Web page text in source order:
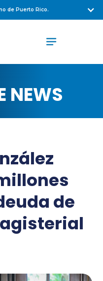
de Puerto Rico.
NEWS
de